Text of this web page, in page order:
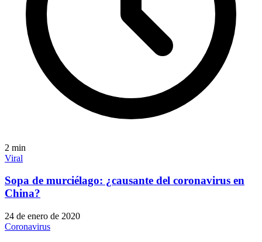
2 min
Viral
Sopa de murciélago: ¿causante del coronavirus en
China?
24 de enero de 2020
Coronavirus